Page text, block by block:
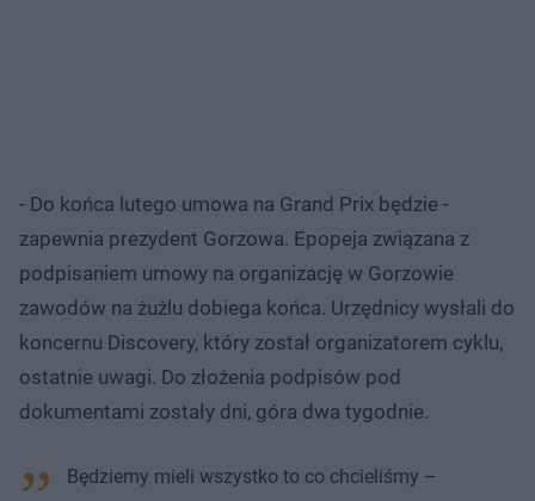
- Do końca lutego umowa na Grand Prix będzie -
zapewnia prezydent Gorzowa. Epopeja związana z
podpisaniem umowy na organizację w Gorzowie
zawodów na żużlu dobiega końca. Urzędnicy wysłali do
koncernu Discovery, który został organizatorem cyklu,
ostatnie uwagi. ​Do złożenia podpisów pod
dokumentami zostały dni, góra dwa tygodnie.
Będziemy mieli wszystko to co chcieliśmy –